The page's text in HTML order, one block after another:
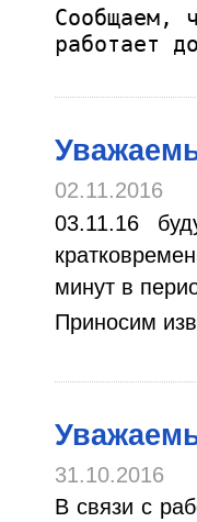
Сообщаем,
работает
02.11.2016
03.11.16
минут в
Приносим
31.10.2016
В связи с